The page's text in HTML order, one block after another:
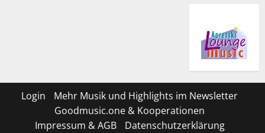
Login
Mehr Musik und Highlights im Newsletter
Goodmusic.one & Kooperationen
Impressum & AGB
Datenschutzerklärung